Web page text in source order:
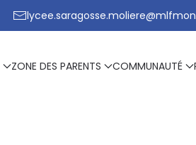
ZONE DES PARENTS COMMUNAUTÉ